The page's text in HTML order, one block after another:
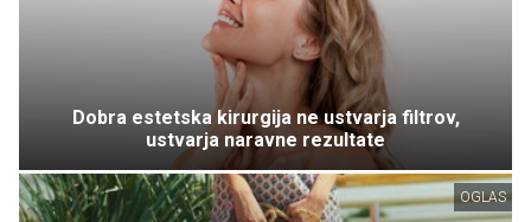
Dobra estetska kirurgija ne ustvarja filtrov,
ustvarja naravne rezultate
OGLAS